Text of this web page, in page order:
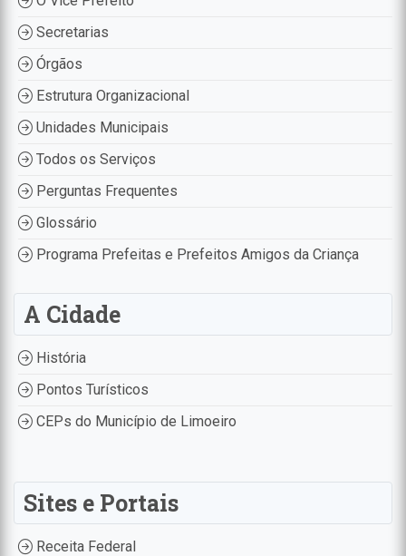
Secretarias
Órgãos
Estrutura Organizacional
Unidades Municipais
Todos os Serviços
Perguntas Frequentes
Glossário
Programa Prefeitas e Prefeitos Amigos da Criança
A Cidade
História
Pontos Turísticos
CEPs do Município de Limoeiro
Sites e Portais
Receita Federal